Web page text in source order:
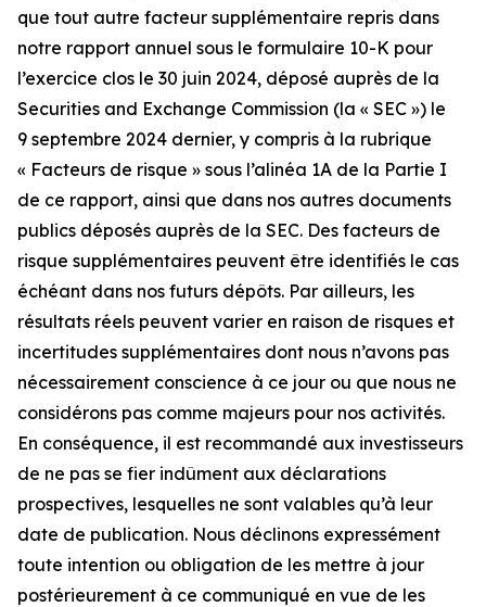
que tout autre facteur supplémentaire repris dans
notre rapport annuel sous le formulaire 10-K pour
l’exercice clos le 30 juin 2024, déposé auprès de la
Securities and Exchange Commission (la « SEC ») le
9 septembre 2024 dernier, y compris à la rubrique
« Facteurs de risque » sous l’alinéa 1A de la Partie I
de ce rapport, ainsi que dans nos autres documents
publics déposés auprès de la SEC. Des facteurs de
risque supplémentaires peuvent être identifiés le cas
échéant dans nos futurs dépôts. Par ailleurs, les
résultats réels peuvent varier en raison de risques et
incertitudes supplémentaires dont nous n’avons pas
nécessairement conscience à ce jour ou que nous ne
considérons pas comme majeurs pour nos activités.
En conséquence, il est recommandé aux investisseurs
de ne pas se fier indûment aux déclarations
prospectives, lesquelles ne sont valables qu’à leur
date de publication. Nous déclinons expressément
toute intention ou obligation de les mettre à jour
postérieurement à ce communiqué en vue de les